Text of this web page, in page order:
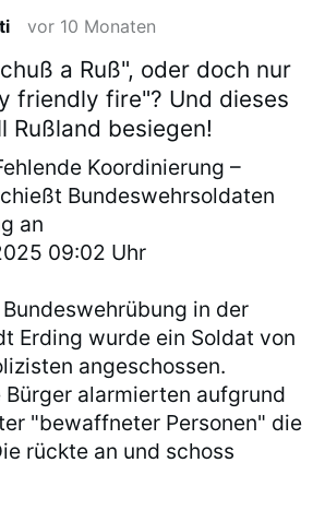
vor 10 Monaten
a Ruß", oder doch nur
friendly fire"? Und dieses
Rußland besiegen!
Koordinierung –
Bundeswehrsoldaten
an
09:02 Uhr
in der
Erding wurde ein Soldat von
angeschossen.
Bürger alarmierten aufgrund
"bewaffneter Personen" die
rückte an und schoss